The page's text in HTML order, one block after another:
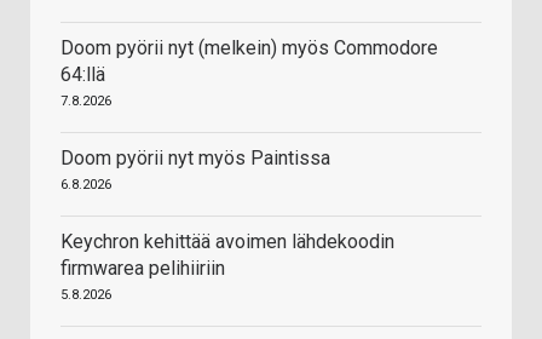
Doom pyörii nyt (melkein) myös Commodore
64:llä
7.8.2026
Doom pyörii nyt myös Paintissa
6.8.2026
Keychron kehittää avoimen lähdekoodin
firmwarea pelihiiriin
5.8.2026